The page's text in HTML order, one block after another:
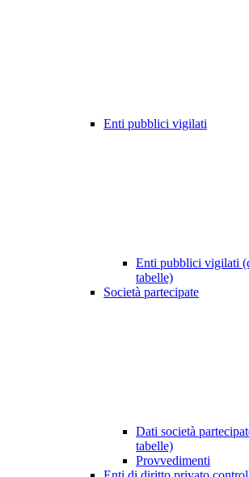
Enti pubblici vigilati
Enti pubblici vigilati
tabelle)
Società partecipate
Dati società
tabelle)
Provvedimenti